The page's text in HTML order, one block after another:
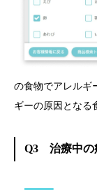
の食物でアレルギ
ギーの原因となる
Q3 治療中の